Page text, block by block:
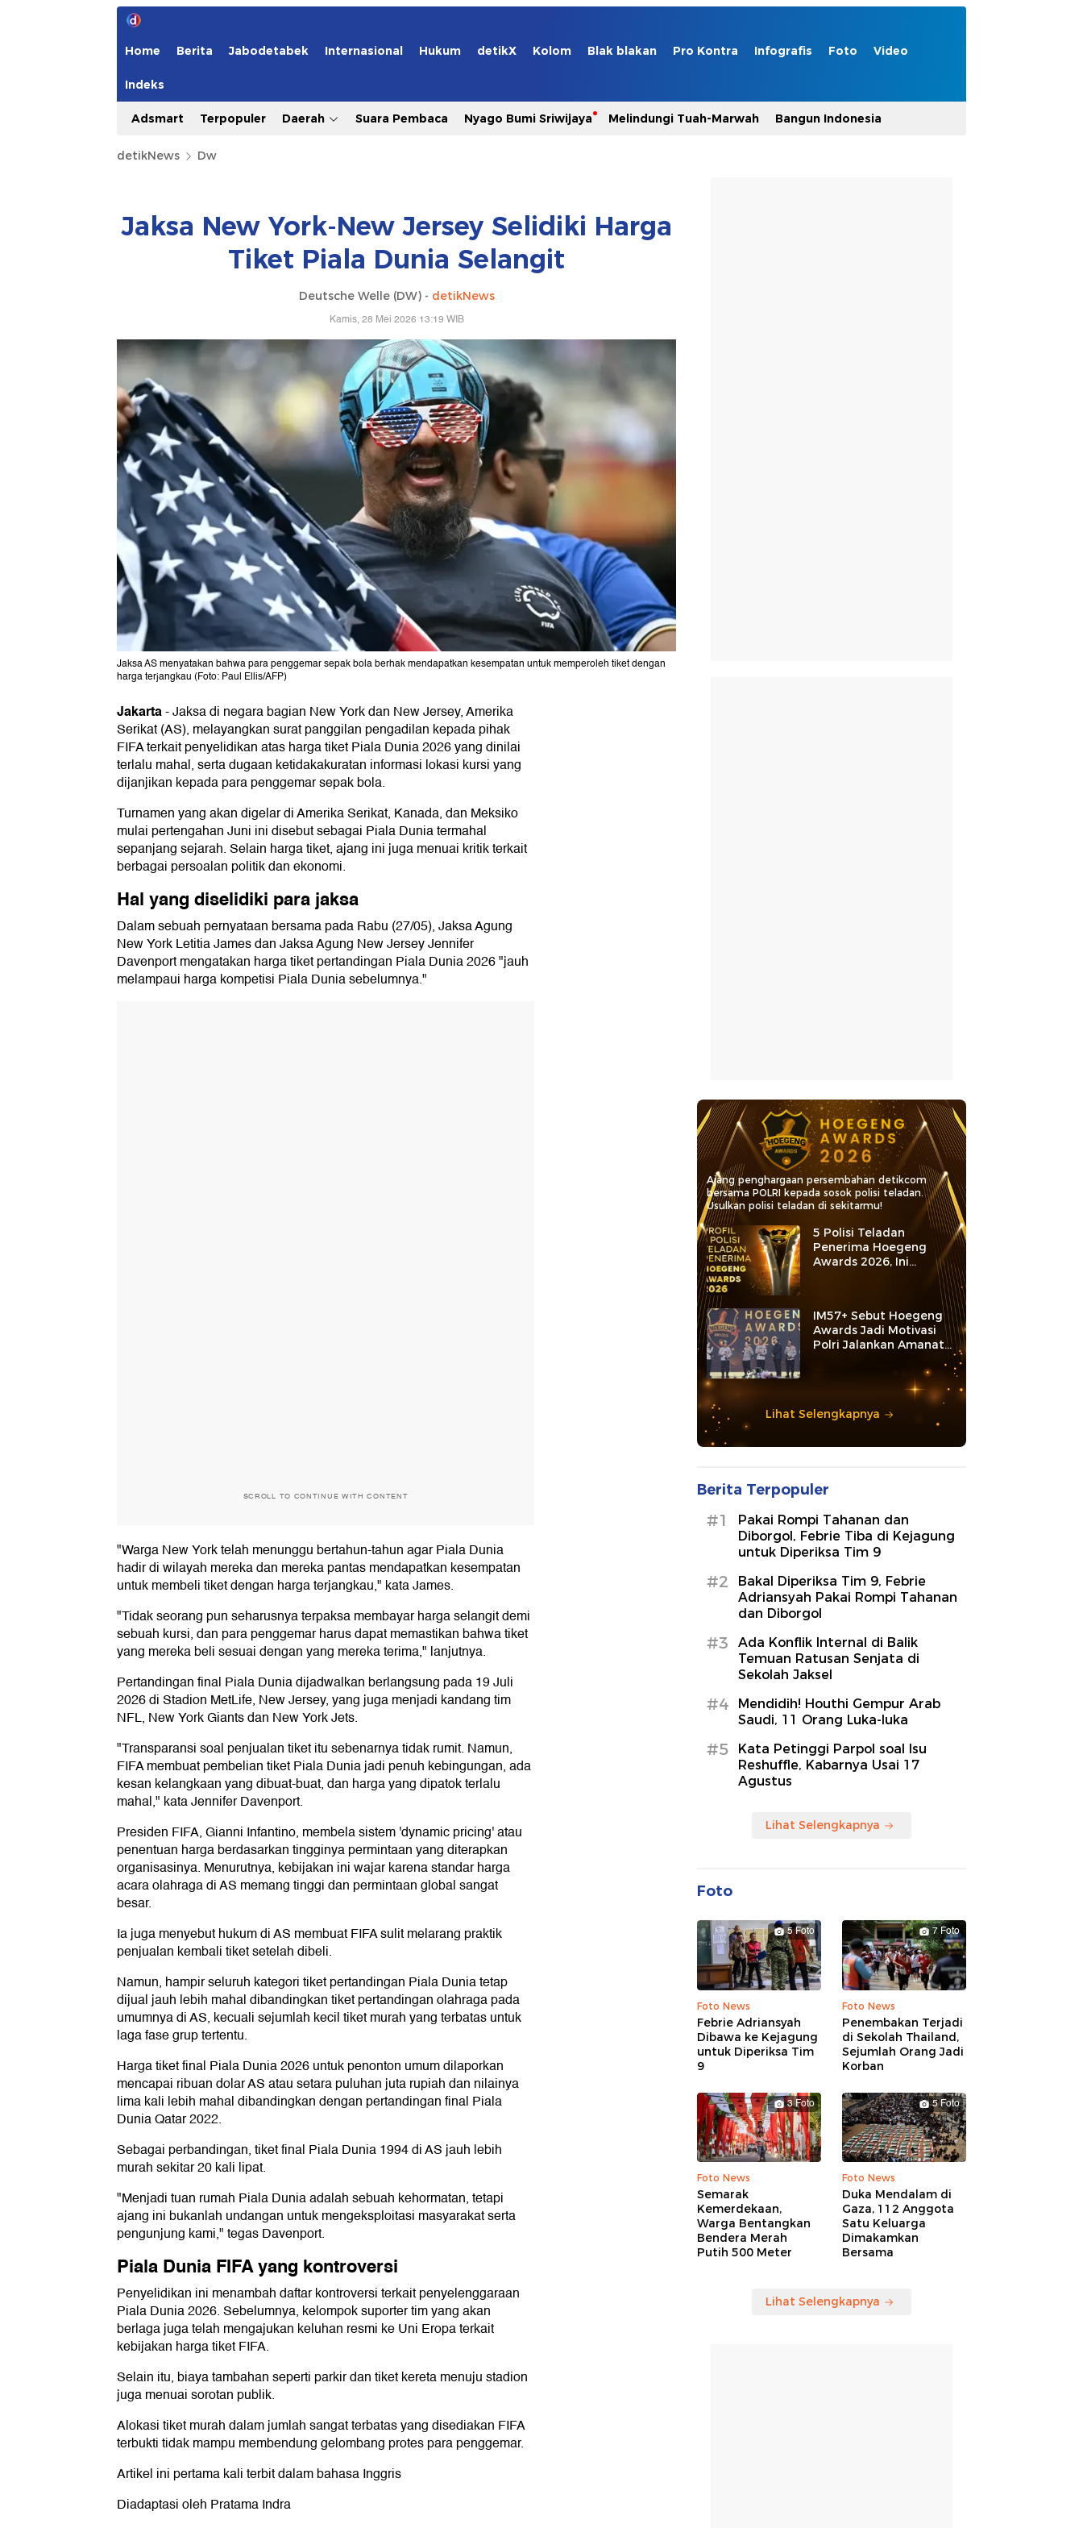
Home Berita Jabodetabek Internasional Hukum detikX Kolom Blak blakan Pro Kontra Infografis Foto Video
Indeks
Adsmart Terpopuler Daerah Suara Pembaca Nyago Bumi Sriwijaya Melindungi Tuah-Marwah Bangun Indonesia
detikNews Dw
Jaksa New York-New Jersey Selidiki Harga
Tiket Piala Dunia Selangit
Deutsche Welle (DW) - detikNews
Kamis, 28 Mei 2026 13:19 WIB
Jaksa AS menyatakan bahwa para penggemar sepak bola berhak mendapatkan kesempatan untuk memperoleh tiket dengan
harga terjangkau (Foto: Paul Ellis/AFP)
Jakarta-Jaksa di negara bagian New York dan New Jersey, Amerika
Serikat (AS), melayangkan surat panggilan pengadilan kepada pihak
FIFA terkait penyelidikan atas harga tiket Piala Dunia 2026 yang dinilai
terlalu mahal, serta dugaan ketidakakuratan informasi lokasi kursi yang
dijanjikan kepada para penggemar sepak bola.
Turnamen yang akan digelar di Amerika Serikat, Kanada, dan Meksiko
mulai pertengahan Juni ini disebut sebagai Piala Dunia termahal
sepanjang sejarah. Selain harga tiket, ajang ini juga menuai kritik terkait
berbagai persoalan politik dan ekonomi.
Hal yang diselidiki para jaksa
Dalam sebuah pernyataan bersama pada Rabu (27/05), Jaksa Agung
New York Letitia James dan Jaksa Agung New Jersey Jennifer
Davenport mengatakan harga tiket pertandingan Piala Dunia 2026 "jauh
melampaui harga kompetisi Piala Dunia sebelumnya."
SCROLL TO CONTINUE WITH CONTENT
"Warga New York telah menunggu bertahun-tahun agar Piala Dunia
hadir di wilayah mereka dan mereka pantas mendapatkan kesempatan
untuk membeli tiket dengan harga terjangkau," kata James.
"Tidak seorang pun seharusnya terpaksa membayar harga selangit demi
sebuah kursi, dan para penggemar harus dapat memastikan bahwa tiket
yang mereka beli sesuai dengan yang mereka terima," lanjutnya.
Pertandingan final Piala Dunia dijadwalkan berlangsung pada 19 Juli
2026 di Stadion MetLife, New Jersey, yang juga menjadi kandang tim
NFL, New York Giants dan New York Jets.
"Transparansi soal penjualan tiket itu sebenarnya tidak rumit. Namun,
FIFA membuat pembelian tiket Piala Dunia jadi penuh kebingungan, ada
kesan kelangkaan yang dibuat-buat, dan harga yang dipatok terlalu
mahal," kata Jennifer Davenport.
Presiden FIFA, Gianni Infantino, membela sistem 'dynamic pricing' atau
penentuan harga berdasarkan tingginya permintaan yang diterapkan
organisasinya. Menurutnya, kebijakan ini wajar karena standar harga
acara olahraga di AS memang tinggi dan permintaan global sangat
besar.
Ia juga menyebut hukum di AS membuat FIFA sulit melarang praktik
penjualan kembali tiket setelah dibeli.
Namun, hampir seluruh kategori tiket pertandingan Piala Dunia tetap
dijual jauh lebih mahal dibandingkan tiket pertandingan olahraga pada
umumnya di AS, kecuali sejumlah kecil tiket murah yang terbatas untuk
laga fase grup tertentu.
Harga tiket final Piala Dunia 2026 untuk penonton umum dilaporkan
mencapai ribuan dolar AS atau setara puluhan juta rupiah dan nilainya
lima kali lebih mahal dibandingkan dengan pertandingan final Piala
Dunia Qatar 2022.
Sebagai perbandingan, tiket final Piala Dunia 1994 di AS jauh lebih
murah sekitar 20 kali lipat.
"Menjadi tuan rumah Piala Dunia adalah sebuah kehormatan, tetapi
ajang ini bukanlah undangan untuk mengeksploitasi masyarakat serta
pengunjung kami," tegas Davenport.
Piala Dunia FIFA yang kontroversi
Penyelidikan ini menambah daftar kontroversi terkait penyelenggaraan
Piala Dunia 2026. Sebelumnya, kelompok suporter tim yang akan
berlaga juga telah mengajukan keluhan resmi ke Uni Eropa terkait
kebijakan harga tiket FIFA.
Selain itu, biaya tambahan seperti parkir dan tiket kereta menuju stadion
juga menuai sorotan publik.
Alokasi tiket murah dalam jumlah sangat terbatas yang disediakan FIFA
terbukti tidak mampu membendung gelombang protes para penggemar.
Artikel ini pertama kali terbit dalam bahasa Inggris
Diadaptasi oleh Pratama Indra
Ajang penghargaan persembahan detikcom
bersama POLRI kepada sosok polisi teladan.
Usulkan polisi teladan di sekitarmu!
5 Polisi Teladan
Penerima Hoegeng
Awards 2026, Ini
Kategori dan Kiprahnya
IM57+ Sebut Hoegeng
Awards Jadi Motivasi
Polri Jalankan Amanat
Lihat Selengkapnya
Berita Terpopuler
#1
Pakai Rompi Tahanan dan
Diborgol, Febrie Tiba di Kejagung
untuk Diperiksa Tim 9
#2
Bakal Diperiksa Tim 9, Febrie
Adriansyah Pakai Rompi Tahanan
dan Diborgol
#3
Ada Konflik Internal di Balik
Temuan Ratusan Senjata di
Sekolah Jaksel
#4
Mendidih! Houthi Gempur Arab
Saudi, 11 Orang Luka-luka
#5
Kata Petinggi Parpol soal Isu
Reshuffle, Kabarnya Usai 17
Agustus
Lihat Selengkapnya
Foto
5 Foto
Foto News
Febrie Adriansyah
Dibawa ke Kejagung
untuk Diperiksa Tim
9
7 Foto
Foto News
Penembakan Terjadi
di Sekolah Thailand,
Sejumlah Orang Jadi
Korban
3 Foto
Foto News
Semarak
Kemerdekaan,
Warga Bentangkan
Bendera Merah
Putih 500 Meter
5 Foto
Foto News
Duka Mendalam di
Gaza, 112 Anggota
Satu Keluarga
Dimakamkan
Bersama
Lihat Selengkapnya